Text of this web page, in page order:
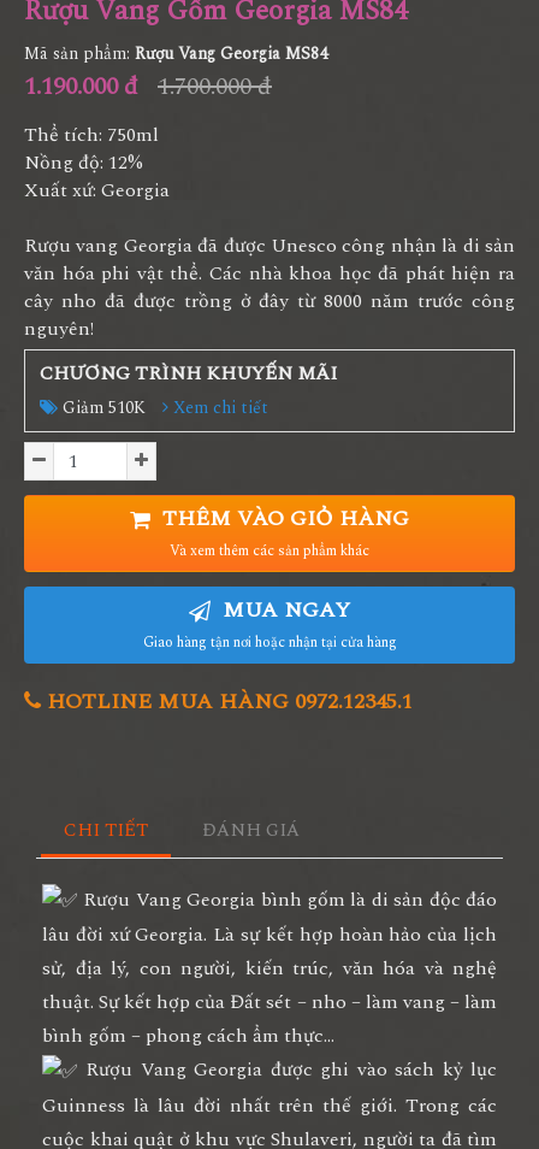
Rượu Vang Gốm Georgia MS84
Mã sản phẩm: Rượu Vang Georgia MS84
1.190.000 đ 1.700.000 đ
Thể tích: 750ml
Nồng độ: 12%
Xuất xứ: Georgia
Rượu vang Georgia đã được Unesco công nhận là di sản
văn hóa phi vật thể. Các nhà khoa học đã phát hiện ra
cây nho đã được trồng ở đây từ 8000 năm trước công
nguyên!
CHƯƠNG TRÌNH KHUYẾN MÃI
Giảm 510K Xem chi tiết
THÊM VÀO GIỎ HÀNG
Và xem thêm các sản phẩm khác
MUA NGAY
Giao hàng tận nơi hoặc nhận tại cửa hàng
HOTLINE MUA HÀNG 0972.12345.1
CHI TIẾT ĐÁNH GIÁ
Rượu Vang Georgia bình gốm là di sản độc đáo
lâu đời xứ Georgia. Là sự kết hợp hoàn hảo của lịch
sử, địa lý, con người, kiến trúc, văn hóa và nghệ
thuật. Sự kết hợp của Đất sét – nho – làm vang – làm
bình gốm – phong cách ẩm thực…
Rượu Vang Georgia được ghi vào sách kỷ lục
Guinness là lâu đời nhất trên thế giới. Trong các
cuộc khai quật ở khu vực Shulaveri, người ta đã tìm